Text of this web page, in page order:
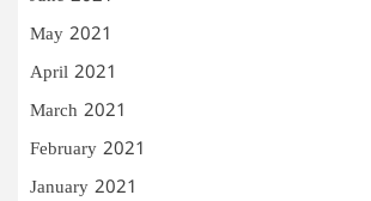
May 2021
April 2021
March 2021
February 2021
January 2021